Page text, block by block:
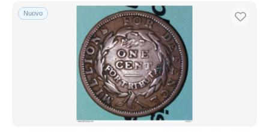
Gettoni e Medaglie
Monetari/ Di necessità
Prezzo fisso
Asta con offerte
Aste senza offerte
Casa d'aste
Nuovo